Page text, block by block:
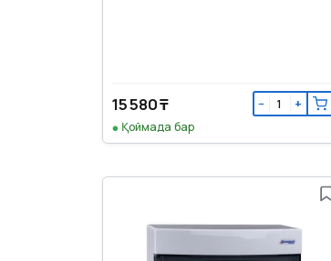
15 580 ₸ − +
Қоймада бар